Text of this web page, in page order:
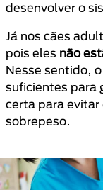
desenvolver o
Já nos cães
pois eles não
Nesse sentido,
suficientes para
certa para evitar
sobrepeso.